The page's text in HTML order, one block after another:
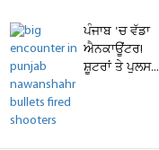
ਪੰਜਾਬ 'ਚ ਵੱਡਾ
ਐਨਕਾਊਂਟਰ!
ਸ਼ੂਟਰਾਂ ਤੇ ਪੁਲਸ...